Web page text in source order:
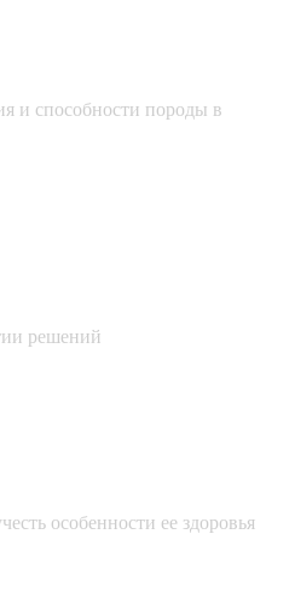
и способности породы в
решений
особенности ее здоровья